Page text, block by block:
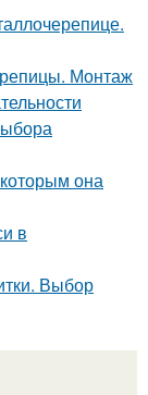
Монтаж
она
в
Выбор